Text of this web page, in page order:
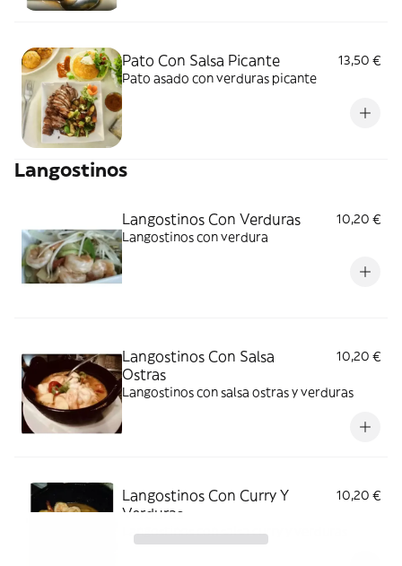
Pato Con Salsa Picante
13,50 €
Pato asado con verduras picante
Langostinos
Langostinos Con Verduras
10,20 €
Langostinos con verdura
Langostinos Con Salsa
Ostras
10,20 €
Langostinos con salsa ostras y verduras
Langostinos Con Curry Y
Verduras
10,20 €
Langostinos con salsa curry y verduras